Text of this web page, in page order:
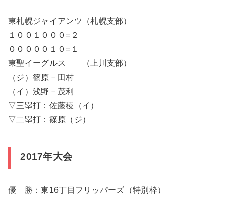
東札幌ジャイアンツ（札幌支部）
１００１０００=２
０００００１０=１
東聖イーグルス （上川支部）
（ジ）篠原－田村
（イ）浅野－茂利
▽三塁打：佐藤稜（イ）
▽二塁打：篠原（ジ）
2017年大会
優 勝：東16丁目フリッパーズ（特別枠）